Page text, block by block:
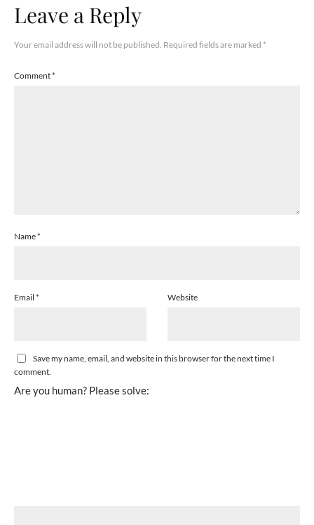
Leave a Reply
Your email address will not be published. Required fields are marked *
Comment*
Name*
Email * Website
Save my name, email, and website in this browser for the next time I
comment.
Are you human? Please solve: